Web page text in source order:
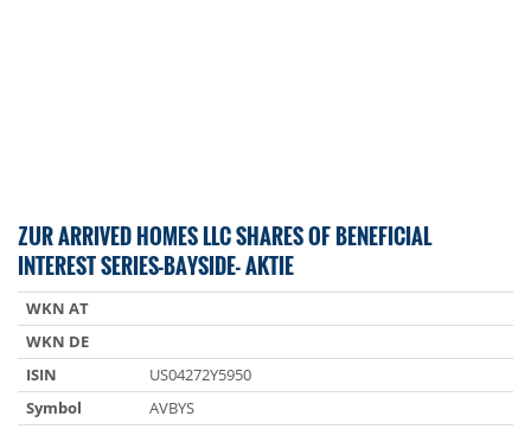
ZUR ARRIVED HOMES LLC SHARES OF BENEFICIAL
INTEREST SERIES-BAYSIDE- AKTIE
WKN AT
WKN DE
ISIN
US04272Y5950
Symbol
AVBYS